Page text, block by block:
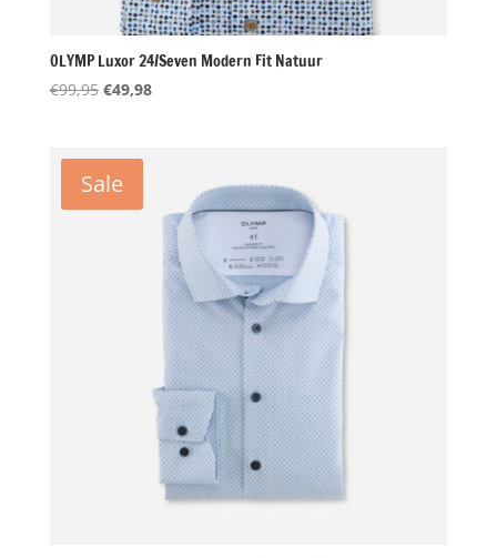
OLYMP Luxor 24/Seven Modern Fit Natuur
€99,95 Oorspronkelijke
€99,95.
€49,98Huidige
Sale